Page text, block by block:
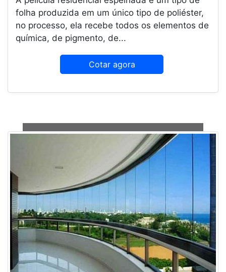
folha produzida em um único tipo de poliéster,
no processo, ela recebe todos os elementos de
química, de pigmento, de...
Cotar agora